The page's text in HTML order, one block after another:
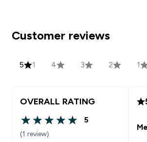
Customer reviews
5 1 4 3 2 1
OVERALL RATING
5 out of 5 stars
5
(1 review)